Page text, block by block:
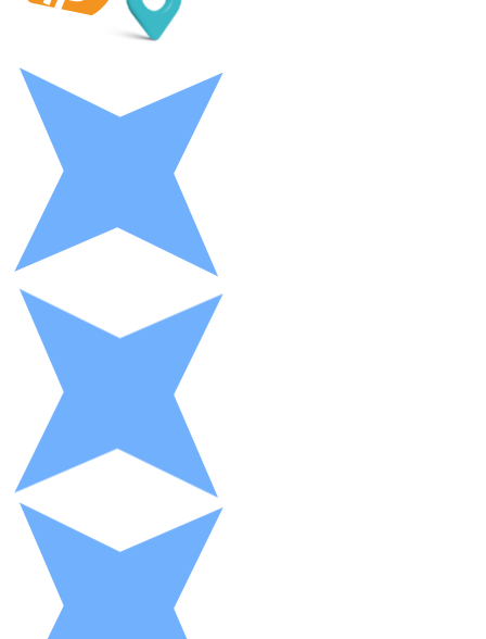
XRP
Vedi tutto
Acquista criptovalute in contanti e altri mezzi di
Acquista con contanti
Bonifico SEPA
Aggiungi fondi al tuo conto Bitnovo o fai acquisti
Acquista con bonifico bancario